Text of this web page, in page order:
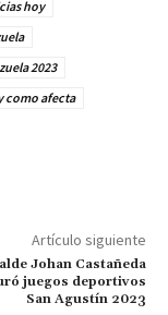
hoy
2023
como afecta
Artículo siguiente
Johan Castañeda
juegos deportivos
San Agustín 2023